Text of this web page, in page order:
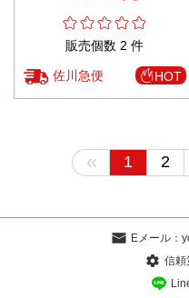
販売個数 2 件
佐川急便 HOT
« 1 2
Eメール：
信頼